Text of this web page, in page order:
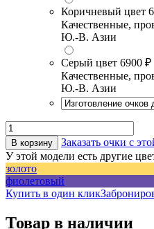
Коричневый цвет
Качественные,
Ю.-В. Азии
Серый цвет 6900 ₽
Качественные,
Ю.-В. Азии
В корзину
Заказать очки с
У этой модели есть другие
золото
фиолетовый
Купить в один клик
Товар в наличии